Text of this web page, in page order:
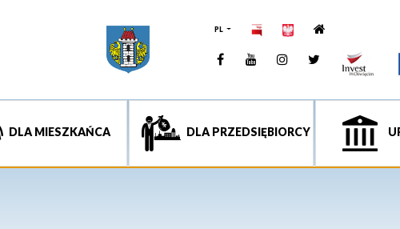
PL
FacebookYouTUbeInstagramTwitter
DLA MIESZKAŃCA DLA PRZEDSIĘBIORCY